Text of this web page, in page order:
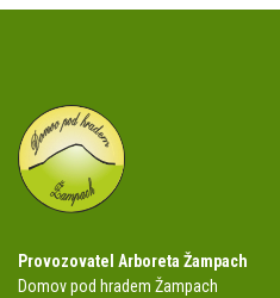
Provozovatel Arboreta Žampach
Domov pod hradem Žampach